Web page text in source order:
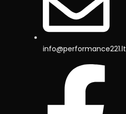
info@performance221.lt